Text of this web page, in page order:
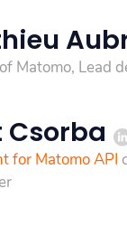
Matomo, Lead
Csorba
for Matomo API